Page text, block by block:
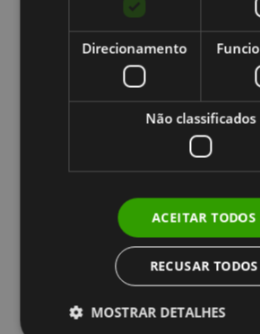
Direcionamento
Não classificados
ACEITAR TODOS
RECUSAR TODOS
MOSTRAR DETALHES